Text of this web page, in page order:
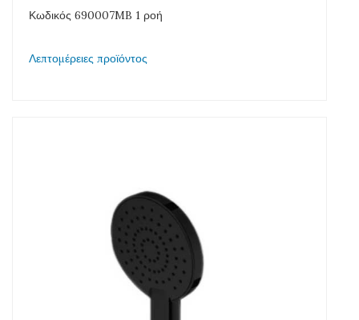
Κωδικός 690007MB 1 ροή
Λεπτομέρειες προϊόντος